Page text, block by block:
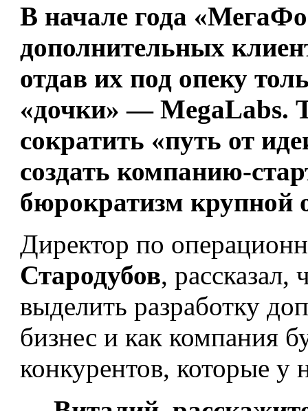
В начале года
дополнительных
отдав их под опеку
«дочки» — MegaLabs.
сократить «путь от
создать компанию-
бюрократизм крупной
Директор по
Стародубов, рассказал,
выделить разработку
бизнес и как компания
конкурентов, которые у